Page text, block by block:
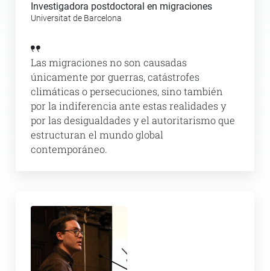
Investigadora postdoctoral en migraciones
Universitat de Barcelona
Las migraciones no son causadas
únicamente por guerras, catástrofes
climáticas o persecuciones, sino también
por la indiferencia ante estas realidades y
por las desigualdades y el autoritarismo que
estructuran el mundo global
contemporáneo.